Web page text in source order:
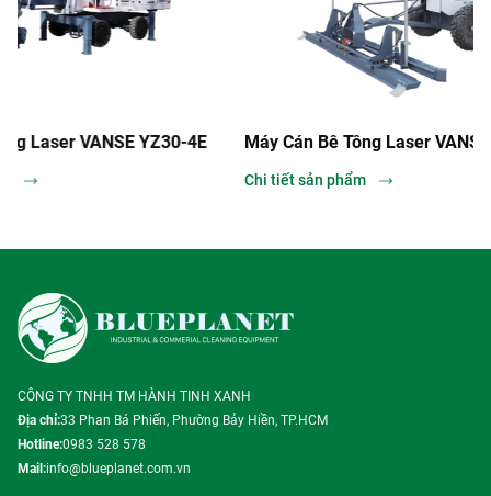
Máy Cán Bê Tông Laser VANSE DZ25-2 Máy Cán
CÔNG TY TNHH TM HÀNH TINH XANH
Địa chỉ:33 Phan Bá Phiến, Phường Bảy Hiền, TP.HCM
Hotline:0983 528 578
Mail:info@blueplanet.com.vn